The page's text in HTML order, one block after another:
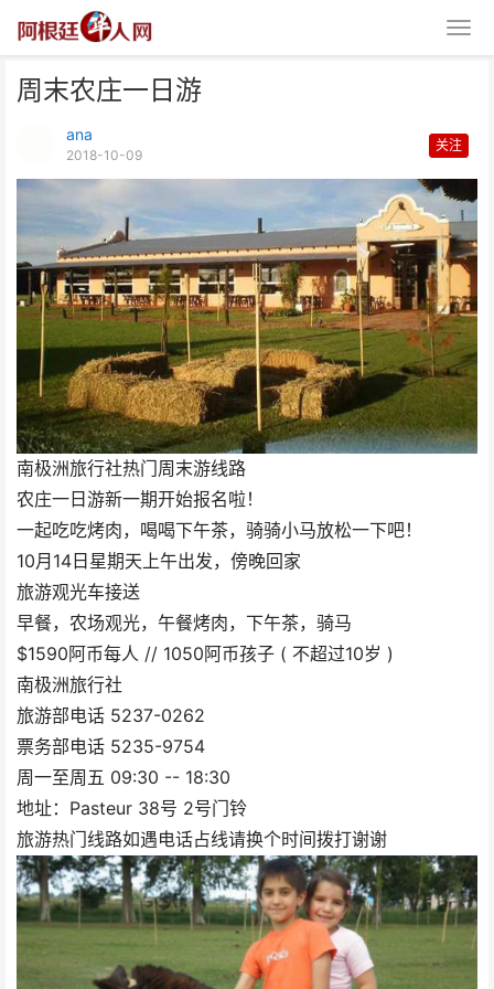
周末农庄一日游
ana
2018-10-09
关注
南极洲旅行社热门周末游线路
农庄一日游新一期开始报名啦！
一起吃吃烤肉，喝喝下午茶，骑骑小马放松一下吧！
10月14日星期天上午出发，傍晚回家
旅游观光车接送
早餐，农场观光，午餐烤肉，下午茶，骑马
$1590阿币每人 // 1050阿币孩子 ( 不超过10岁 )
南极洲旅行社
旅游部电话 5237-0262
票务部电话 5235-9754
周一至周五 09:30 -- 18:30
地址：Pasteur 38号 2号门铃
旅游热门线路如遇电话占线请换个时间拨打谢谢
周末农庄一日游